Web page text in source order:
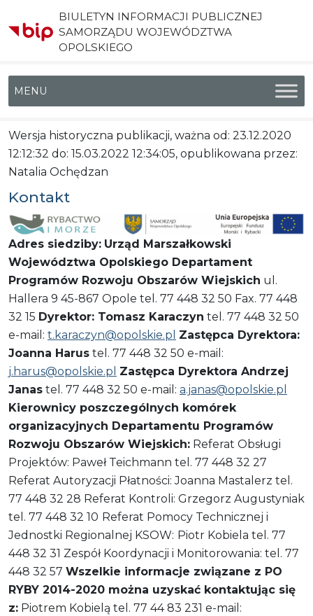
BIULETYN INFORMACJI PUBLICZNEJ
SAMORZĄDU WOJEWÓDZTWA
OPOLSKIEGO
Menu główne
Wersja historyczna publikacji, ważna od: 23.12.2020
12:12:32 do: 15.03.2022 12:34:05, opublikowana przez:
Natalia Ochędzan
Kontakt
Adres siedziby: Urząd Marszałkowski
Województwa Opolskiego Departament
Programów Rozwoju Obszarów Wiejskich ul.
Hallera 9 45-867 Opole tel. 77 448 32 50 Fax. 77 448
32 15 Dyrektor: Tomasz Karaczyn tel. 77 448 32 50
e-mail: t.karaczyn@opolskie.pl Zastępca Dyrektora:
Joanna Harus tel. 77 448 32 50 e-mail:
j.harus@opolskie.pl Zastępca Dyrektora Andrzej
Janas tel. 77 448 32 50 e-mail: a.janas@opolskie.pl
Kierownicy poszczególnych komórek
organizacyjnych Departamentu Programów
Rozwoju Obszarów Wiejskich: Referat Obsługi
Projektów: Paweł Teichmann tel. 77 448 32 27
Referat Autoryzacji Płatności: Joanna Mastalerz tel.
77 448 32 28 Referat Kontroli: Grzegorz Augustyniak
tel. 77 448 32 10 Referat Pomocy Technicznej i
Jednostki Regionalnej KSOW: Piotr Kobiela tel. 77
448 32 31 Zespół Koordynacji i Monitorowania: tel. 77
448 32 57 Wszelkie informacje związane z PO
RYBY 2014-2020 można uzyskać kontaktując się
z: Piotrem Kobielą tel. 77 44 83 231 e-mail: